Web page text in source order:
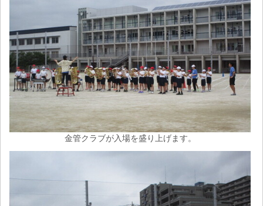
金管クラブが入場を盛り上げます。